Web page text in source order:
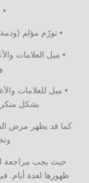
•
• تورّم مؤلم
• ميل العلامات
• ميل للعلامات
بشكل
كما قد يظهر مرض
حيث يجب مراجعة
ظهورها لعدة أيام.